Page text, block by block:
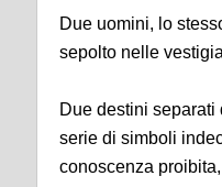
Due uomini, lo
sepolto nelle
Due destini
serie di simboli
conoscenza